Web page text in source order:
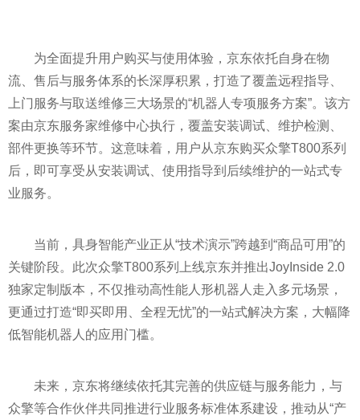
为全面提升用户购买与使用体验，京东依托自身在物
流、售后与服务体系的长深厚积累，打造了覆盖远程指导、
上门服务与取送维修三大场景的“机器人专项服务方案”。该方
案由京东服务家维修中心执行，覆盖安装调试、维护检测、
部件更换等环节。这意味着，用户从京东购买众擎T800系列
后，即可享受从安装调试、使用指导到后续维护的一站式专
业服务。
当前，具身智能产业正从“技术演示”跨越到“商品可用”的
关键阶段。此次众擎T800系列上线京东并推出JoyInside 2.0
独家定制版本，不仅推动高性能人形机器人走入多元场景，
更通过打造“即买即用、全程无忧”的一站式解决方案，大幅降
低智能机器人的应用门槛。
未来，京东将继续依托其完善的供应链与服务能力，与
众擎等合作伙伴共同推进行业服务标准体系建设，推动从“产